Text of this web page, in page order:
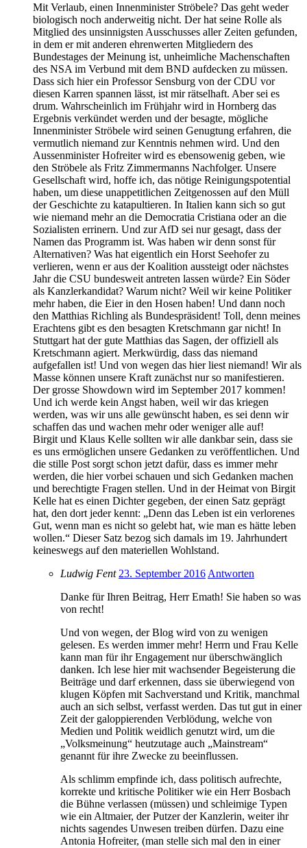
Mit Verlaub, einen Innenminister Ströbele? Das geht weder
biologisch noch anderweitig nicht. Der hat seine Rolle als
Mitglied des unsinnigsten Ausschusses aller Zeiten gefunden,
in dem er mit anderen ehrenwerten Mitgliedern des
Bundestages der Meinung ist, unheimliche Machenschaften
des NSA im Verbund mit dem BND aufdecken zu müssen.
Dass sich hier ein Professor Sensburg von der CDU vor
diesen Karren spannen lässt, ist mir rätselhaft. Aber sei es
drum. Wahrscheinlich im Frühjahr wird in Hornberg das
Ergebnis verkündet werden und der besagte, mögliche
Innenminister Ströbele wird seinen Genugtung erfahren, die
vermutlich niemand zur Kenntnis nehmen wird. Und den
Aussenminister Hofreiter wird es ebensowenig geben, wie
den Ströbele als Fritz Zimmermanns Nachfolger. Unsere
Gesellschaft wird, hoffe ich, das nötige Reinigungspotential
haben, um diese unappetitlichen Zeitgenossen auf den Müll
der Geschichte zu katapultieren. In Italien kann sich so gut
wie niemand mehr an die Democratia Cristiana oder an die
Sozialisten errinern. Und zur AfD sei nur gesagt, dass der
Namen das Programm ist. Was haben wir denn sonst für
Alternativen? Was hat eigentlich ein Horst Seehofer zu
verlieren, wenn er aus der Koalition aussteigt oder nächstes
Jahr die CSU bundesweit antreten lassen würde? Ein Söder
als Kanzlerkandidat? Warum nicht? Weil wir keine Politiker
mehr haben, die Eier in den Hosen haben! Und dann noch
den Matthias Richling als Bundespräsident! Toll, denn meines
Erachtens gibt es den besagten Kretschmann gar nicht! In
Stuttgart hat der gute Matthias das Sagen, der offiziell als
Kretschmann agiert. Merkwürdig, dass das niemand
aufgefallen ist! Und von wegen das hier liest niemand! Wir als
Masse können unsere Kraft zunächst nur so manifestieren.
Der grosse Showdown wird im September 2017 kommen!
Und ich werde kein Angst haben, weil wir das kriegen
werden, was wir uns alle gewünscht haben, es sei denn wir
schaffen das und wachen mehr oder weniger alle auf!
Birgit und Klaus Kelle sollten wir alle dankbar sein, dass sie
es uns ermöglichen unsere Gedanken zu veröffentlichen. Und
die stille Post sorgt schon jetzt dafür, dass es immer mehr
werden, die hier vorbei schauen und sich Gedanken machen
und berechtigte Fragen stellen. Und in der Heimat von Birgit
Kelle hat es einen Dichter gegeben, der einen Satz geprägt
hat, den dort jeder kennt: „Denn das Leben ist ein verlorenes
Gut, wenn man es nicht so gelebt hat, wie man es hätte leben
wollen.“ Dieser Satz bezog sich damals im 19. Jahrhundert
keineswegs auf den materiellen Wohlstand.
Ludwig Fent 23. September 2016 Antworten
Danke für Ihren Beitrag, Herr Emath! Sie haben so was
von recht!
Und von wegen, der Blog wird von zu wenigen
gelesen. Es werden immer mehr! Herrn und Frau Kelle
kann man für ihr Engagement nur überschwänglich
danken. Ich lese hier mit wachsender Begeisterung die
Beiträge und darf erkennen, dass sie überwiegend von
klugen Köpfen mit Sachverstand und Kritik, manchmal
auch an sich selbst, verfasst werden. Das tut gut in einer
Zeit der galoppierenden Verblödung, welche von
Medien und Politik weidlich genutzt wird, um die
„Volksmeinung“ heutzutage auch „Mainstream“
genannt für ihre Zwecke zu beeinflussen.
Als schlimm empfinde ich, dass politisch aufrechte,
korrekte und kritische Politiker wie ein Herr Bosbach
die Bühne verlassen (müssen) und schleimige Typen
wie ein Altmaier, der Putzer der Kanzlerin, weiter ihr
nichts sagendes Unwesen treiben dürfen. Dazu eine
Antonia Hofreiter, (man stelle sich mal den in einer